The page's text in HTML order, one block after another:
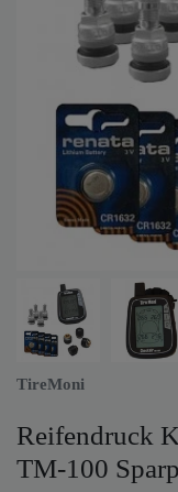
TireMoni
Reifendruck
TM-100